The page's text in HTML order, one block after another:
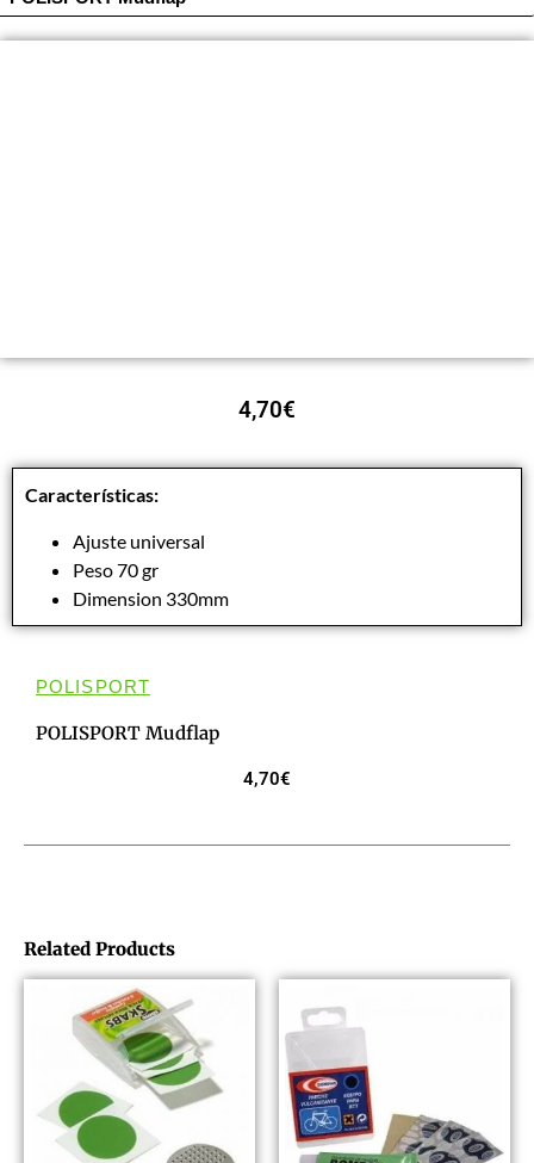
4,70€
Características:
Ajuste universal
Peso 70 gr
Dimension 330mm
POLISPORT
POLISPORT Mudflap
4,70€
Related Products